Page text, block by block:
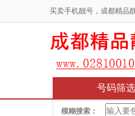
买卖手机靓号，成都精品
号码筛选
模糊搜索：